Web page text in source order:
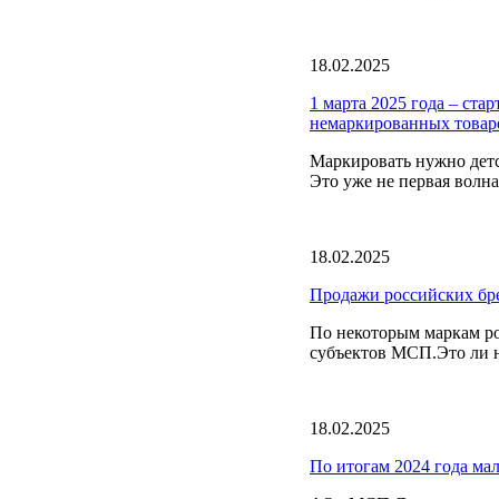
18.02.2025
1 марта 2025 года –
немаркированных
Маркировать нужно
Это уже не первая
18.02.2025
Продажи российских
По некоторым маркам
субъектов МСП.Это ли
18.02.2025
По итогам 2024 года